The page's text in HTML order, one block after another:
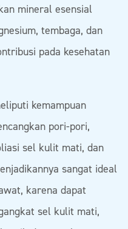
mineral esensial
tembaga, dan
pada kesehatan
kemampuan
pori-pori,
sel kulit mati, dan
sangat ideal
karena dapat
sel kulit mati,